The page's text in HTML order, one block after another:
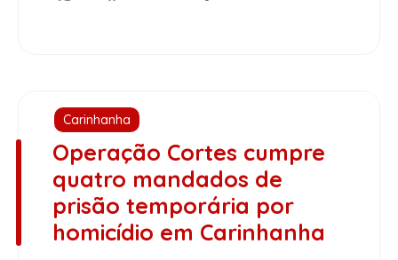
Carinhanha
Operação Cortes cumpre
quatro mandados de
prisão temporária por
homicídio em Carinhanha